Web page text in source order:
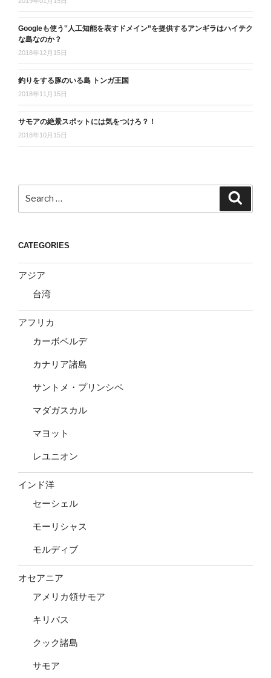
Googleも使う‟人工知能を表すドメイン”を提供するアンギラはハイテク
な島なのか？
2018年12月15日
釣りをする豚のいる島 トンガ王国
2018年11月15日
サモアの絶景スポットには気をつけろ？！
2018年10月15日
CATEGORIES
アジア
台湾
アフリカ
カーボベルデ
カナリア諸島
サントメ・プリンシペ
マダガスカル
マヨット
レユニオン
インド洋
セーシェル
モーリシャス
モルディブ
オセアニア
アメリカ領サモア
キリバス
クック諸島
サモア